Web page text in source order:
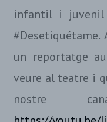
infantil i juvenil
un reportatge
veure al teatre i
nostre